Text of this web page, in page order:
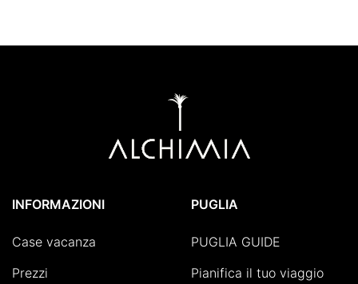
INFORMAZIONI
Case vacanza
Prezzi
PUGLIA
PUGLIA GUIDE
Pianifica il tuo viaggio